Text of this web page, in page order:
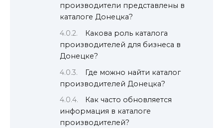
производители представлены в
каталоге Донецка?
Какова роль каталога
производителей для бизнеса в
Донецке?
Где можно найти каталог
производителей Донецка?
Как часто обновляется
информация в каталоге
производителей?